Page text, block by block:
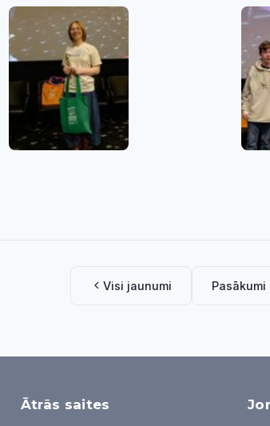
Visi jaunumi Pasākumi
Ātrās saites